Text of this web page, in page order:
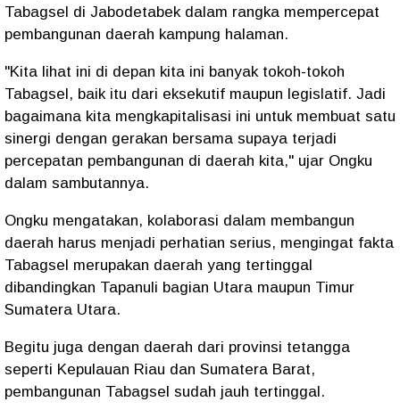
Tabagsel di Jabodetabek dalam rangka mempercepat
pembangunan daerah kampung halaman.
"Kita lihat ini di depan kita ini banyak tokoh-tokoh
Tabagsel, baik itu dari eksekutif maupun legislatif. Jadi
bagaimana kita mengkapitalisasi ini untuk membuat satu
sinergi dengan gerakan bersama supaya terjadi
percepatan pembangunan di daerah kita," ujar Ongku
dalam sambutannya.
Ongku mengatakan, kolaborasi dalam membangun
daerah harus menjadi perhatian serius, mengingat fakta
Tabagsel merupakan daerah yang tertinggal
dibandingkan Tapanuli bagian Utara maupun Timur
Sumatera Utara.
Begitu juga dengan daerah dari provinsi tetangga
seperti Kepulauan Riau dan Sumatera Barat,
pembangunan Tabagsel sudah jauh tertinggal.